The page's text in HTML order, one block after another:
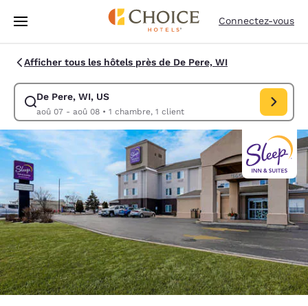
Passer à Contenu Principal
Connectez-vous
Afficher tous les hôtels près de De Pere, WI
De Pere, WI, US
aoû 07 - aoû 08• 1 chambre, 1 client
Modifiez la recherche pour De Pere, WI, US. Date d’arrivée aoû 07,